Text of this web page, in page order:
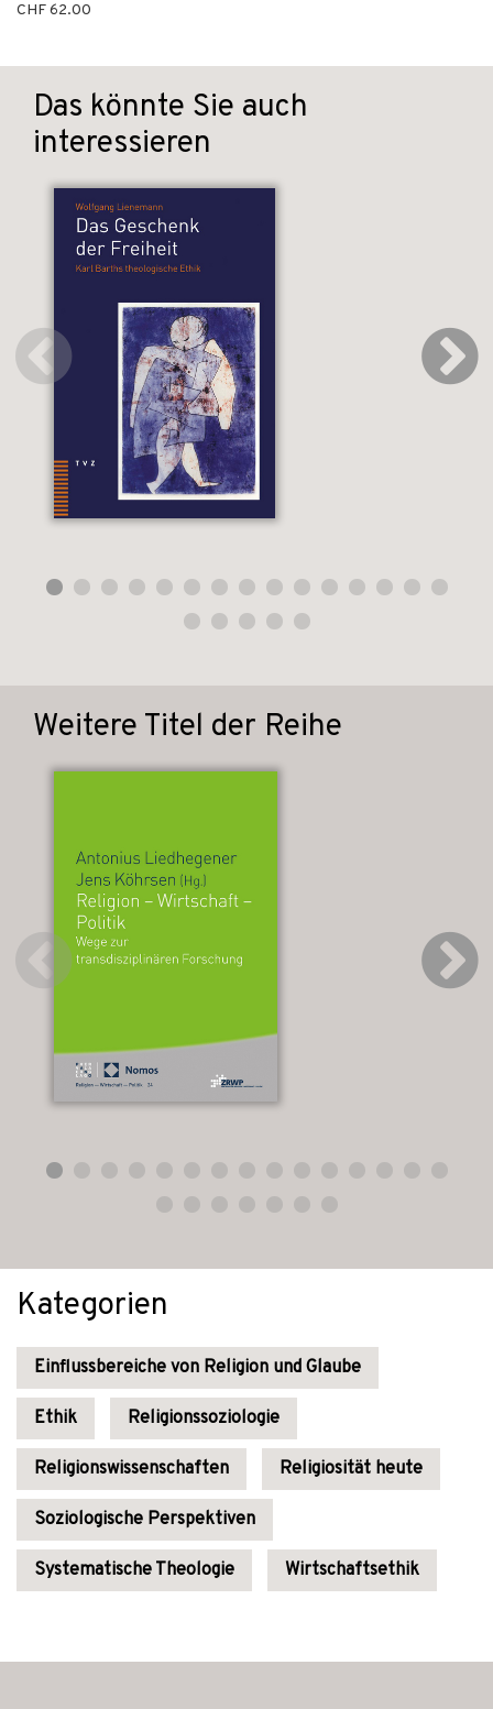
CHF 62.00
Das könnte Sie auch
interessieren
Weitere Titel der Reihe
Kategorien
Einflussbereiche von Religion und Glaube
Ethik Religionssoziologie
Religionswissenschaften Religiosität heute
Soziologische Perspektiven
Systematische Theologie Wirtschaftsethik